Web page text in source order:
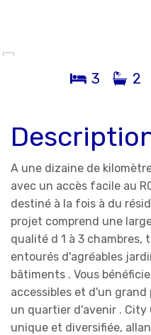
3 2
A une dizaine de
avec un accès facile au
destiné à la fois à du
projet comprend une
qualité d 1 à 3 chambres,
entourés d'agréables
bâtiments . Vous
accessibles et d'un
un quartier d'avenir . City
unique et diversifiée,